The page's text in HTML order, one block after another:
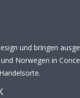
und bringen
Norwegen in